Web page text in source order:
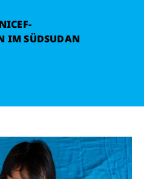
IM SÜDSUDAN